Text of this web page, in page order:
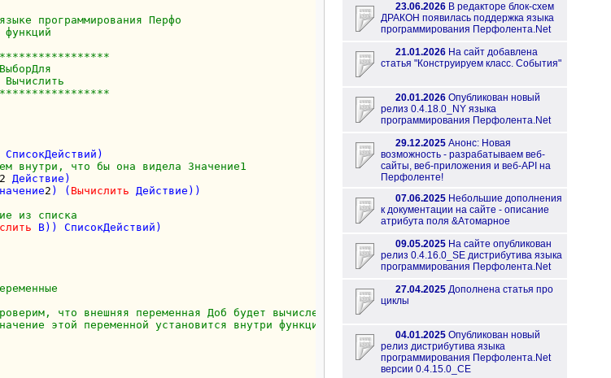
программирования Перфо
функций
СписокДействий)
внутри, что бы она видела Значение1
2 Действие)
2 ) ( Вычислить Действие))
из списка
В)) СписокДействий)
что внешняя переменная Доб будет вычислена внутри функции ВыборДля
этой переменной установится внутри функции ВыборДля, а прочитаем мы её значение
23.06.2026 В редакторе блок-схем
ДРАКОН появилась поддержка языка
программирования Перфолента.Net
21.01.2026 На сайт добавлена
статья "Конструируем класс. События"
20.01.2026 Опубликован новый
релиз 0.4.18.0_NY языка
программирования Перфолента.Net
29.12.2025 Анонс: Новая
возможность - разрабатываем веб-
сайты, веб-приложения и веб-API на
Перфоленте!
07.06.2025 Небольшие дополнения
к документации на сайте - описание
атрибута поля &Атомарное
09.05.2025 На сайте опубликован
релиз 0.4.16.0_SE дистрибутива языка
программирования Перфолента.Net
27.04.2025 Дополнена статья про
циклы
04.01.2025 Опубликован новый
релиз дистрибутива языка
программирования Перфолента.Net
версии 0.4.15.0_CE